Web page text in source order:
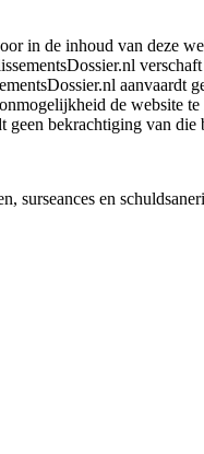
in de inhoud van deze
de website
bekrachtiging van die
surseances en